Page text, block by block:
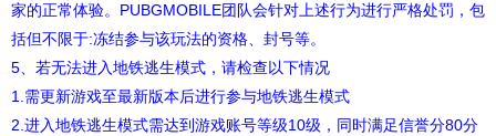
家的正常体验。PUBGMOBILE团队会针对上述行为进行严格处罚，包
括但不限于:冻结参与该玩法的资格、封号等。
5、若无法进入地铁逃生模式，请检查以下情况
1.需更新游戏至最新版本后进行参与地铁逃生模式
2.进入地铁逃生模式需达到游戏账号等级10级，同时满足信誉分80分